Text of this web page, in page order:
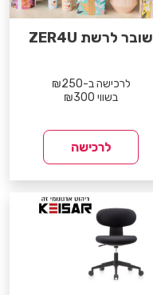
שובר לרשת ZER4U
לרכישה ב-₪250
בשווי ₪300
לרכישה